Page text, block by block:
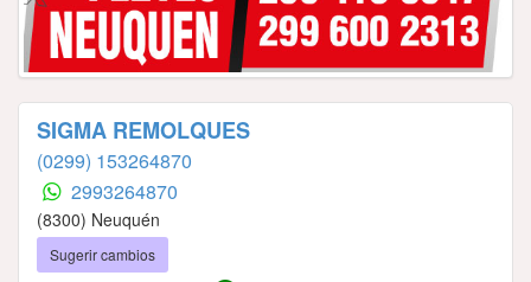
SIGMA REMOLQUES
(0299) 153264870
2993264870
(8300) Neuquén
Sugerir cambios